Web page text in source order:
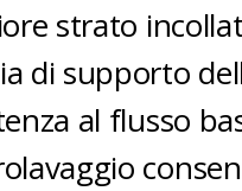
strato
di supporto
al flusso